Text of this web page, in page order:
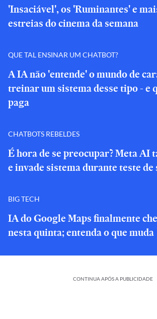
'Insaciável', os 'Ruminantes' e
estreias do cinema da semana
QUE TAL ENSINAR UM CHATBOT?
A IA não 'entende' o mundo de
treinar um sistema desse tipo - e
paga
CHATBOTS REBELDES
É hora de se preocupar? Meta AI
e invade sistema durante teste de
BIG TECH
IA do Google Maps finalmente
nesta quinta; entenda o que muda
CONTINUA APÓS A PUBLICIDADE